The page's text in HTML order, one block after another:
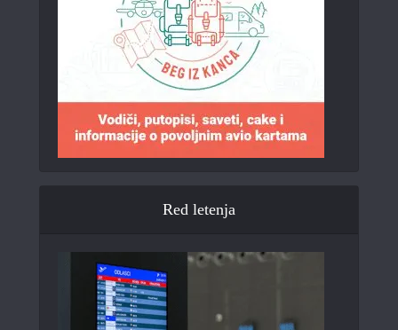
Red letenja